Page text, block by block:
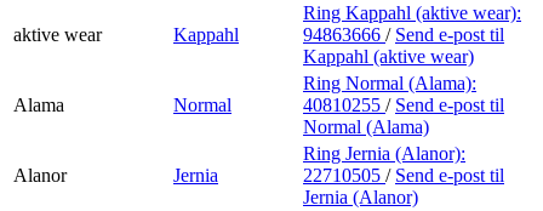
aktive wear Kappahl
Ring Kappahl (aktive wear):
94863666 / Send e-post til
Kappahl (aktive wear)
Alama Normal
Ring Normal (Alama):
40810255 / Send e-post til
Normal (Alama)
Alanor Jernia
Ring Jernia (Alanor):
22710505 / Send e-post til
Jernia (Alanor)